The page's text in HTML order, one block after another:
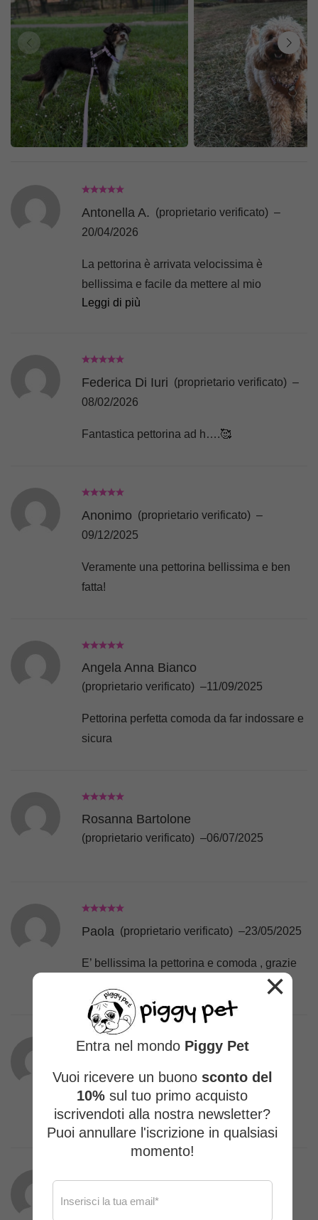
Antonella A. (proprietario verificato) –
20/04/2026
La pettorina è arrivata velocissima è
bellissima e facile da mettere al mio
piccolino sta benissimo sito consigliatissimo
Leggi di più
Federica Di Iuri (proprietario verificato) –
08/02/2026
Fantastica pettorina ad h….🥰
Anonimo (proprietario verificato) –
09/12/2025
Veramente una pettorina bellissima e ben
fatta!
Angela Anna Bianco
(proprietario verificato) –11/09/2025
Pettorina perfetta comoda da far indossare e
sicura
Rosanna Bartolone
(proprietario verificato) –06/07/2025
Paola (proprietario verificato) –23/05/2025
E’ bellissima la pettorina e comoda , grazie
17/04/2025
Stupenda
Daria T. (proprietario verificato)
×
Entra nel mondo Piggy Pet
Vuoi ricevere un buono sconto del
10% sul tuo primo acquisto
iscrivendoti alla nostra newsletter?
Puoi annullare l'iscrizione in qualsiasi
momento!